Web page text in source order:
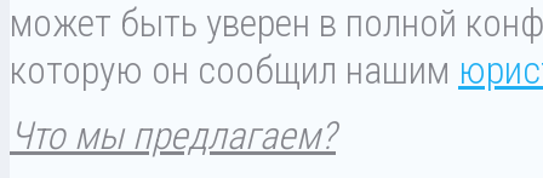
может быть уверен в полной
которую он сообщил нашим
Что мы предлагаем?